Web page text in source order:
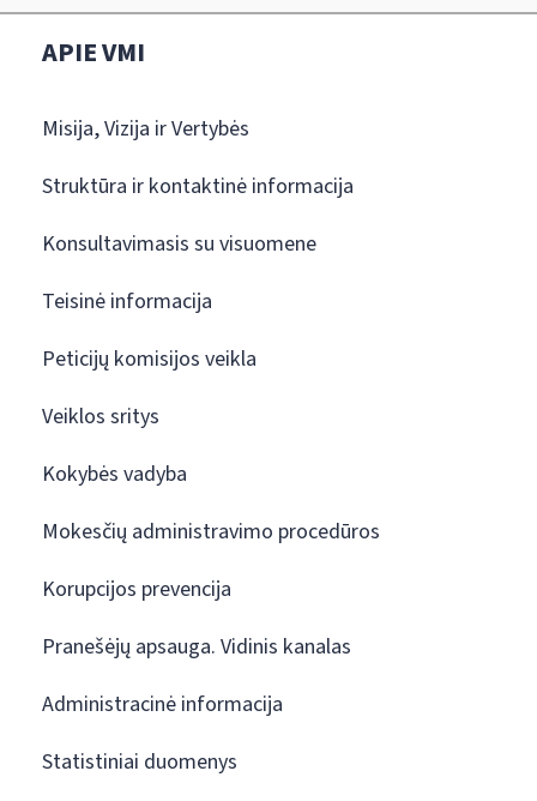
APIE VMI
Misija, Vizija ir Vertybės
Struktūra ir kontaktinė informacija
Konsultavimasis su visuomene
Teisinė informacija
Peticijų komisijos veikla
Veiklos sritys
Kokybės vadyba
Mokesčių administravimo procedūros
Korupcijos prevencija
Pranešėjų apsauga. Vidinis kanalas
Administracinė informacija
Statistiniai duomenys